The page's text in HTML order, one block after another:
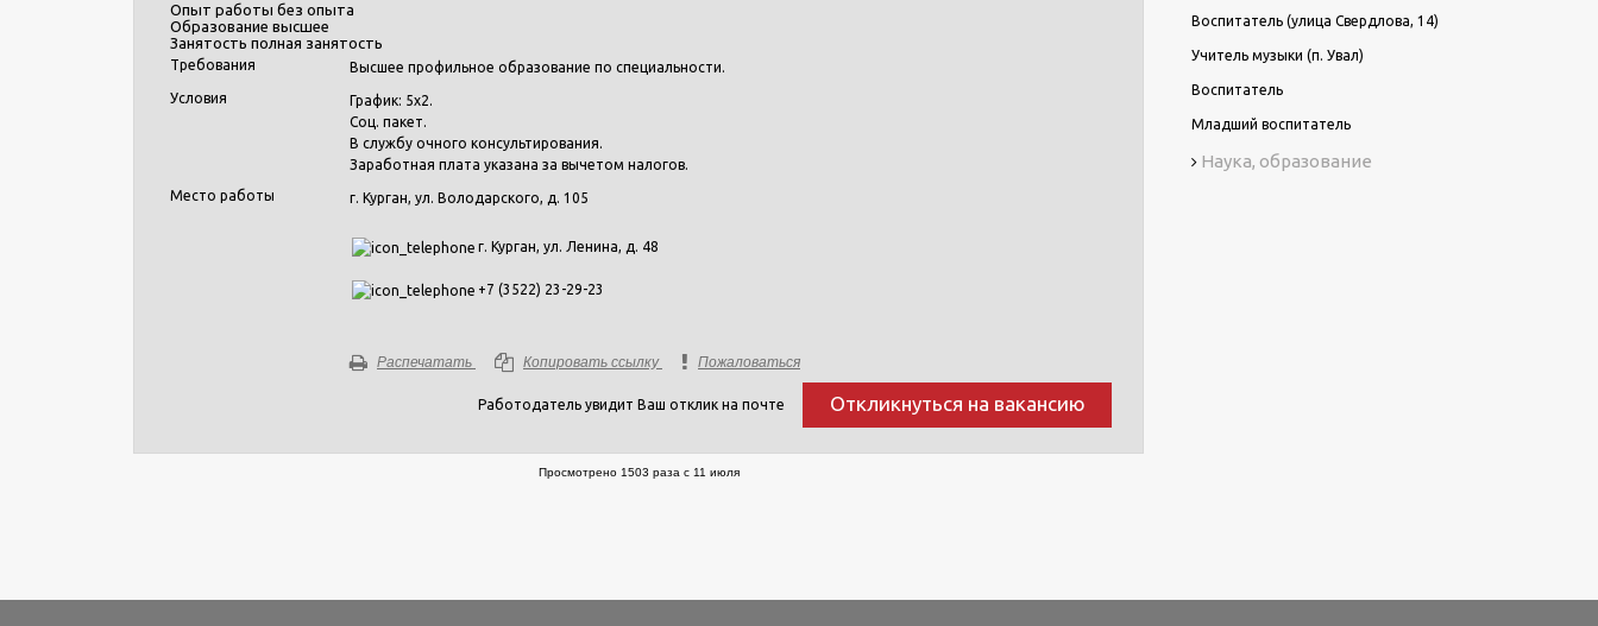
Опыт работы без опыта
Образование высшее
Занятость полная занятость
Требования
Высшее профильное образование по специальности.
Условия
График: 5х2.
Соц. пакет.
В службу очного консультирования.
Заработная плата указана за вычетом налогов.
Место работы
г. Курган, ул. Володарского, д. 105
г. Курган, ул. Ленина, д. 48
+7 (3522) 23-29-23
Распечатать Копировать ссылку Пожаловаться
Работодатель увидит Ваш отклик на почте Откликнуться на вакансию
Просмотрено 1503 раза с 11 июля
Воспитатель (улица Свердлова, 14)
Учитель музыки (п. Увал)
Воспитатель
Младший воспитатель
Наука, образование